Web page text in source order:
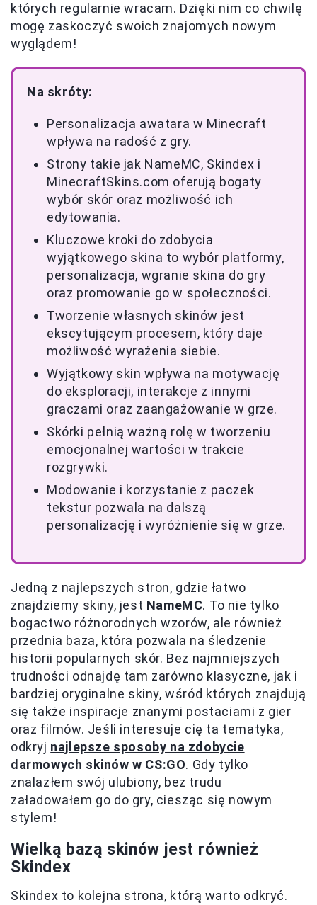
których regularnie wracam. Dzięki nim co chwilę
mogę zaskoczyć swoich znajomych nowym
wyglądem!
Na skróty:
Personalizacja awatara w Minecraft
wpływa na radość z gry.
Strony takie jak NameMC, Skindex i
MinecraftSkins.com oferują bogaty
wybór skór oraz możliwość ich
edytowania.
Kluczowe kroki do zdobycia
wyjątkowego skina to wybór platformy,
personalizacja, wgranie skina do gry
oraz promowanie go w społeczności.
Tworzenie własnych skinów jest
ekscytującym procesem, który daje
możliwość wyrażenia siebie.
Wyjątkowy skin wpływa na motywację
do eksploracji, interakcje z innymi
graczami oraz zaangażowanie w grze.
Skórki pełnią ważną rolę w tworzeniu
emocjonalnej wartości w trakcie
rozgrywki.
Modowanie i korzystanie z paczek
tekstur pozwala na dalszą
personalizację i wyróżnienie się w grze.
Jedną z najlepszych stron, gdzie łatwo
znajdziemy skiny, jest NameMC. To nie tylko
bogactwo różnorodnych wzorów, ale również
przednia baza, która pozwala na śledzenie
historii popularnych skór. Bez najmniejszych
trudności odnajdę tam zarówno klasyczne, jak i
bardziej oryginalne skiny, wśród których znajdują
się także inspiracje znanymi postaciami z gier
oraz filmów. Jeśli interesuje cię ta tematyka,
odkryj najlepsze sposoby na zdobycie
darmowych skinów w CS:GO. Gdy tylko
znalazłem swój ulubiony, bez trudu
załadowałem go do gry, ciesząc się nowym
stylem!
Wielką bazą skinów jest również
Skindex
Skindex to kolejna strona, którą warto odkryć.